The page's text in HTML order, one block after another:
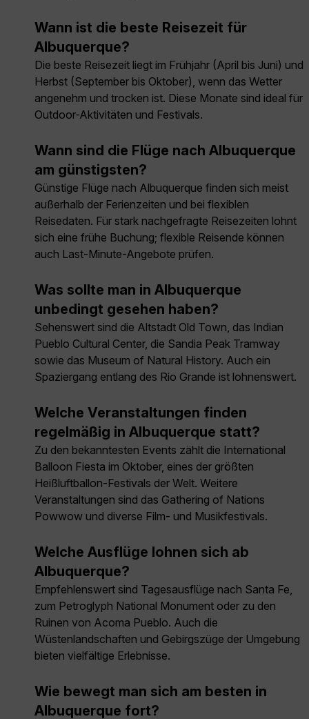
Wann ist die beste Reisezeit für
Albuquerque?
Die beste Reisezeit liegt im Frühjahr (April bis Juni) und
Herbst (September bis Oktober), wenn das Wetter
angenehm und trocken ist. Diese Monate sind ideal für
Outdoor-Aktivitäten und Festivals.
Wann sind die Flüge nach Albuquerque
am günstigsten?
Günstige Flüge nach Albuquerque finden sich meist
außerhalb der Ferienzeiten und bei flexiblen
Reisedaten. Für stark nachgefragte Reisezeiten lohnt
sich eine frühe Buchung; flexible Reisende können
auch Last-Minute-Angebote prüfen.
Was sollte man in Albuquerque
unbedingt gesehen haben?
Sehenswert sind die Altstadt Old Town, das Indian
Pueblo Cultural Center, die Sandia Peak Tramway
sowie das Museum of Natural History. Auch ein
Spaziergang entlang des Rio Grande ist lohnenswert.
Welche Veranstaltungen finden
regelmäßig in Albuquerque statt?
Zu den bekanntesten Events zählt die International
Balloon Fiesta im Oktober, eines der größten
Heißluftballon-Festivals der Welt. Weitere
Veranstaltungen sind das Gathering of Nations
Powwow und diverse Film- und Musikfestivals.
Welche Ausflüge lohnen sich ab
Albuquerque?
Empfehlenswert sind Tagesausflüge nach Santa Fe,
zum Petroglyph National Monument oder zu den
Ruinen von Acoma Pueblo. Auch die
Wüstenlandschaften und Gebirgszüge der Umgebung
bieten vielfältige Erlebnisse.
Wie bewegt man sich am besten in
Albuquerque fort?